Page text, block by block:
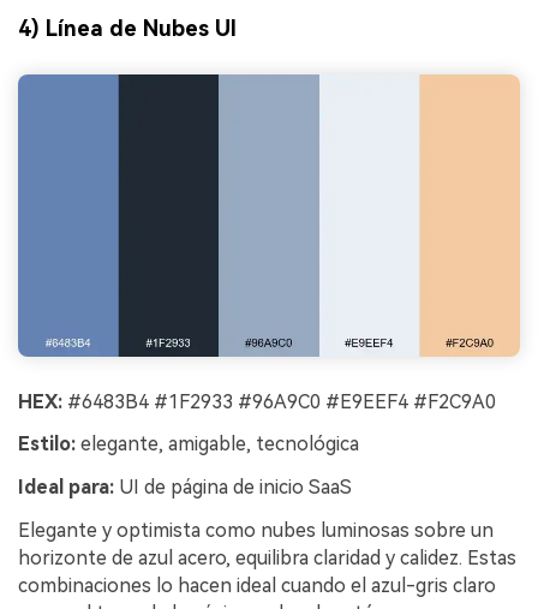
4) Línea de Nubes UI
HEX: #6483B4 #1F2933 #96A9C0 #E9EEF4 #F2C9A0
Estilo: elegante, amigable, tecnológica
Ideal para: UI de página de inicio SaaS
Elegante y optimista como nubes luminosas sobre un
horizonte de azul acero, equilibra claridad y calidez. Estas
combinaciones lo hacen ideal cuando el azul-gris claro